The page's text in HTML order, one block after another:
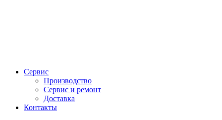
Сервис
Производство
Сервис и ремонт
Доставка
Контакты